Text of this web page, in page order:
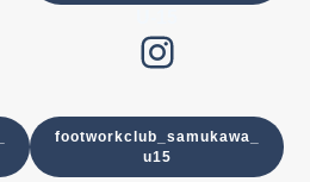
Instagram
footworkclub_samukawa_
u15